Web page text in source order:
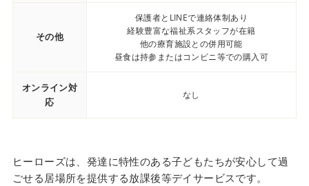
その他
保護者とLINEで連絡体制あり
経験豊富な福祉系スタッフが在籍
他の療育施設との併用可能
昼食は持参またはコンビニ等での購入可
オンライン対
応
なし
ヒーローズは、発達に特性のある子どもたちが安心して過
ごせる居場所を提供する放課後等デイサービスです。